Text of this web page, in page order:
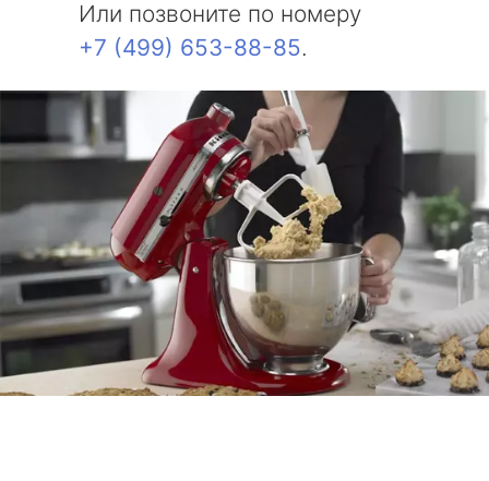
Или позвоните по номеру
+7 (499) 653-88-85.